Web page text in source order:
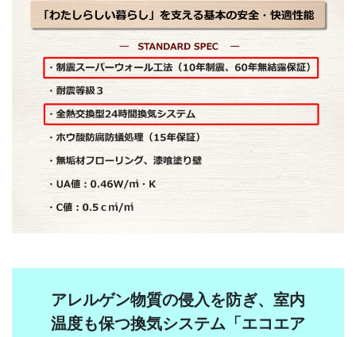
アレルゲン物質の侵入を防ぎ、室内
温度も保つ換気システム「エコエア